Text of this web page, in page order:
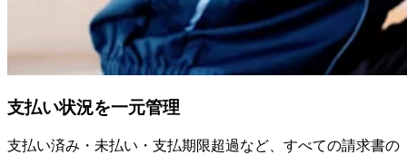
支払い状況を一元管理
支払い済み・未払い・支払期限超過など、すべての請求書の